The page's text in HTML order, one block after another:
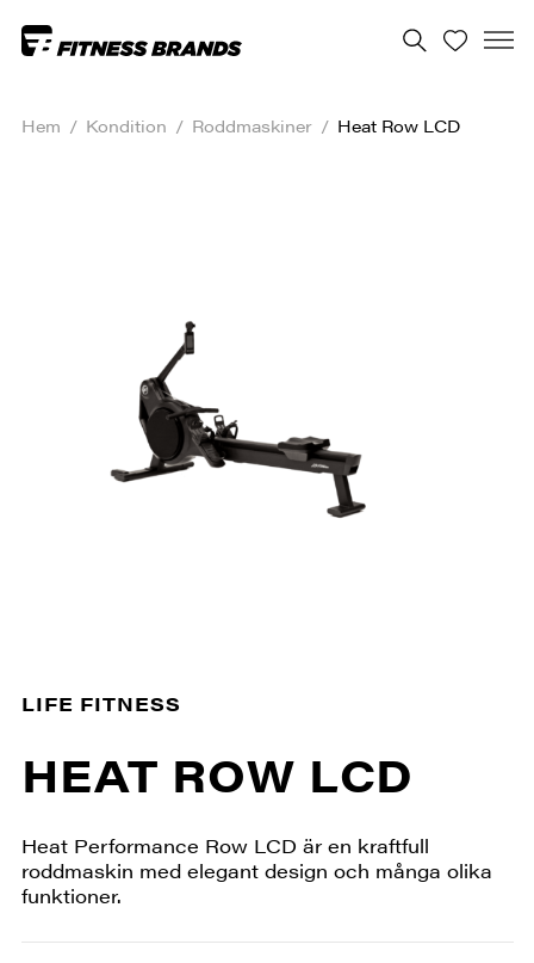
Hem / Kondition / Roddmaskiner / Heat Row LCD
LIFE FITNESS
HEAT ROW LCD
Heat Performance Row LCD är en kraftfull
roddmaskin med elegant design och många olika
funktioner.